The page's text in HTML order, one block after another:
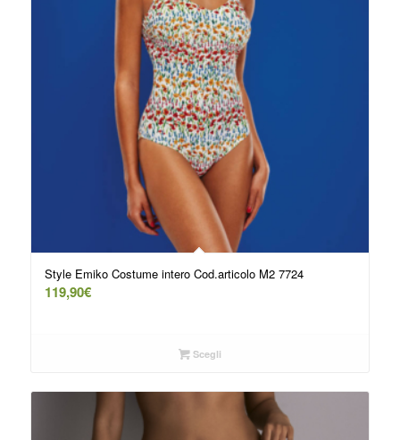
Style Emiko Costume intero Cod.articolo M2 7724
119,90€
Scegli